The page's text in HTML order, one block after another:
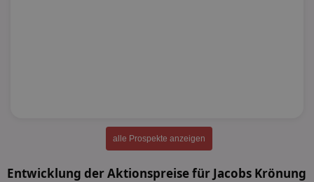
alle Prospekte anzeigen
Entwicklung der Aktionspreise für Jacobs Krönung